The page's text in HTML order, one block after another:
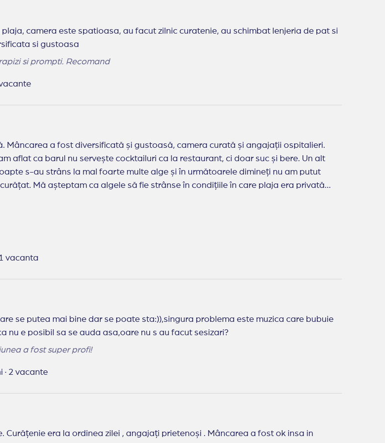
camera este spatioasa, au facut zilnic curatenie, au schimbat lenjeria de pat si
si gustoasa
si prompti. Recomand
Mâncarea a fost diversificată și gustoasă, camera curată și angajații ospitalieri.
aflat ca barul nu servește cocktailuri ca la restaurant, ci doar suc și bere. Un alt
s-au strâns la mal foarte multe alge și în următoarele dimineți nu am putut
Mă așteptam ca algele să fie strânse în condițiile în care plaja era privată
1 vacanta
se putea mai bine dar se poate sta:)),singura problema este muzica care bubuie
nu e posibil sa se auda asa,oare nu s au facut sesizari?
a fost super profi!
· 2 vacante
Curățenie era la ordinea zilei , angajați prietenoși . Mâncarea a fost ok insa in